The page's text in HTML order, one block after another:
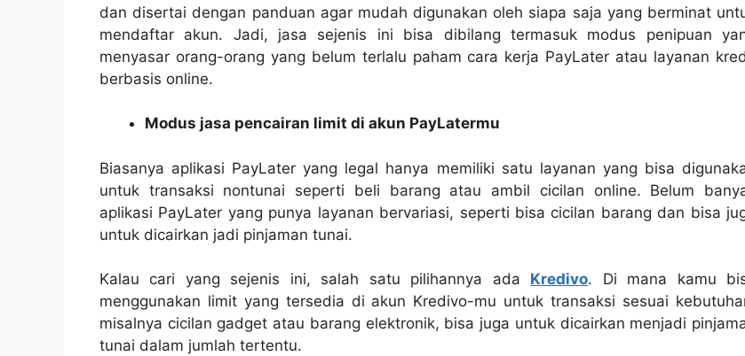
dan disertai dengan panduan agar mudah digunakan oleh siapa saja yang berminat
mendaftar akun. Jadi, jasa sejenis ini bisa dibilang termasuk modus penipuan
menyasar orang-orang yang belum terlalu paham cara kerja PayLater atau layanan
berbasis online.
Modus jasa pencairan limit di akun PayLatermu
Biasanya aplikasi PayLater yang legal hanya memiliki satu layanan yang bisa
untuk transaksi nontunai seperti beli barang atau ambil cicilan online. Belum
aplikasi PayLater yang punya layanan bervariasi, seperti bisa cicilan barang dan bisa
untuk dicairkan jadi pinjaman tunai.
Kalau cari yang sejenis ini, salah satu pilihannya ada Kredivo. Di mana kamu
menggunakan limit yang tersedia di akun Kredivo-mu untuk transaksi sesuai
misalnya cicilan gadget atau barang elektronik, bisa juga untuk dicairkan menjadi
tunai dalam jumlah tertentu.